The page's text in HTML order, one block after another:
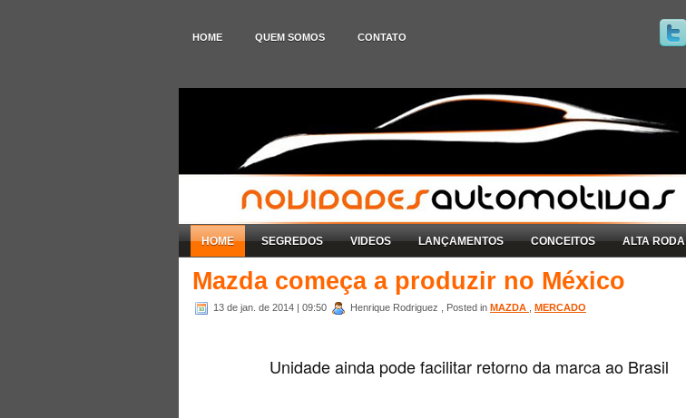
HOME QUEM SOMOS CONTATO
HOME SEGREDOS VIDEOS LANÇAMENTOS CONCEITOS ALTA RODA
Mazda começa a produzir no México
13 de jan. de 2014 | 09:50 Henrique Rodriguez , Posted in MAZDA MERCADO
Unidade ainda pode facilitar retorno da marca ao Brasil